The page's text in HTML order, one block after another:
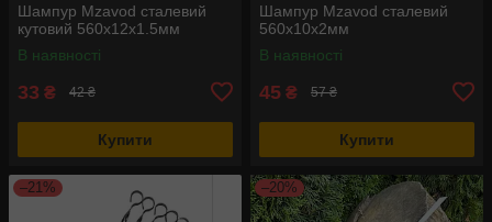
Шампур Mzavod сталевий
кутовий 560х12х1.5мм
В наявності
33 ₴ 42 ₴
Купити
Шампур Mzavod сталевий
560х10х2мм
В наявності
45 ₴ 57 ₴
Купити
–21% –20%